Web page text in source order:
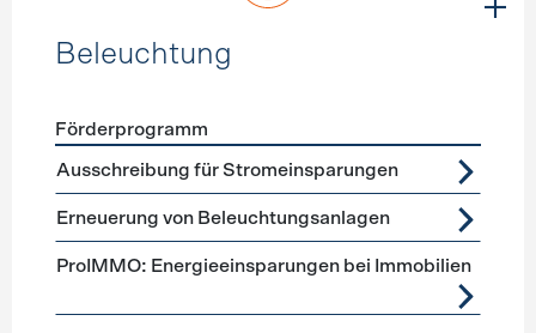
Beleuchtung
Förderprogramme Beleuchtung
Förderprogramm
Ausschreibung für Stromeinsparungen
Erneuerung von Beleuchtungsanlagen
ProIMMO: Energieeinsparungen bei Immobilien